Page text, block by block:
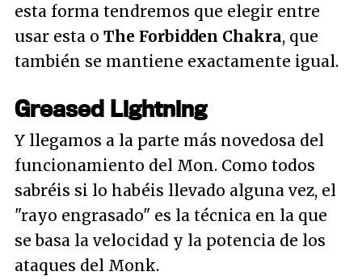
esta forma tendremos que elegir entre
usar esta o The Forbidden Chakra, que
también se mantiene exactamente igual.
Greased Lightning
Y llegamos a la parte más novedosa del
funcionamiento del Mon. Como todos
sabréis si lo habéis llevado alguna vez, el
"rayo engrasado" es la técnica en la que
se basa la velocidad y la potencia de los
ataques del Monk.